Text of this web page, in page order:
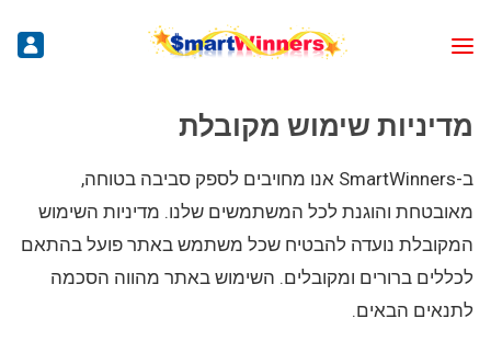
מדיניות שימוש מקובלת
ב-SmartWinners אנו מחויבים לספק סביבה בטוחה,
מאובטחת והוגנת לכל המשתמשים שלנו. מדיניות השימוש
המקובלת נועדה להבטיח שכל משתמש באתר פועל בהתאם
לכללים ברורים ומקובלים. השימוש באתר מהווה הסכמה
לתנאים הבאים.